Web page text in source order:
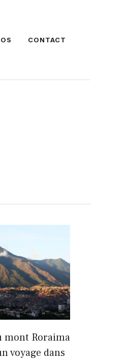
CONTACT
mont Roraima
voyage dans